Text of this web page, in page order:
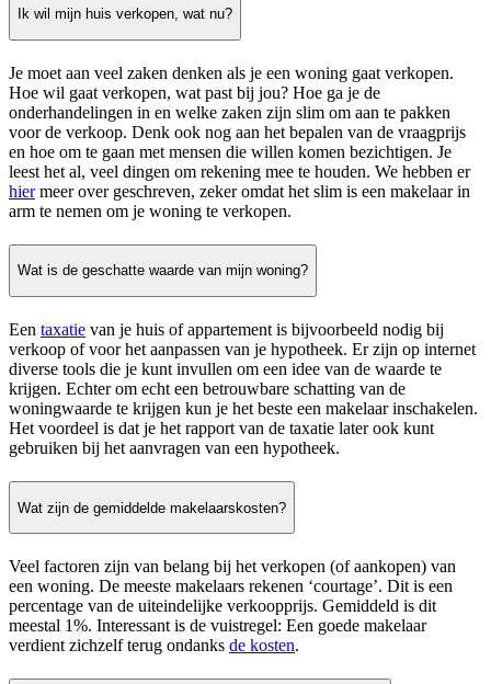
Ik wil mijn huis verkopen, wat nu?
Je moet aan veel zaken denken als je een woning gaat verkopen.
Hoe wil gaat verkopen, wat past bij jou? Hoe ga je de
onderhandelingen in en welke zaken zijn slim om aan te pakken
voor de verkoop. Denk ook nog aan het bepalen van de vraagprijs
en hoe om te gaan met mensen die willen komen bezichtigen. Je
leest het al, veel dingen om rekening mee te houden. We hebben er
hiermeer over geschreven, zeker omdat het slim is een makelaar in
arm te nemen om je woning te verkopen.
Wat is de geschatte waarde van mijn woning?
Een taxatie van je huis of appartement is bijvoorbeeld nodig bij
verkoop of voor het aanpassen van je hypotheek. Er zijn op internet
diverse tools die je kunt invullen om een idee van de waarde te
krijgen. Echter om echt een betrouwbare schatting van de
woningwaarde te krijgen kun je het beste een makelaar inschakelen.
Het voordeel is dat je het rapport van de taxatie later ook kunt
gebruiken bij het aanvragen van een hypotheek.
Wat zijn de gemiddelde makelaarskosten?
Veel factoren zijn van belang bij het verkopen (of aankopen) van
een woning. De meeste makelaars rekenen ‘courtage’. Dit is een
percentage van de uiteindelijke verkoopprijs. Gemiddeld is dit
meestal 1%. Interessant is de vuistregel: Een goede makelaar
verdient zichzelf terug ondanks de kosten.